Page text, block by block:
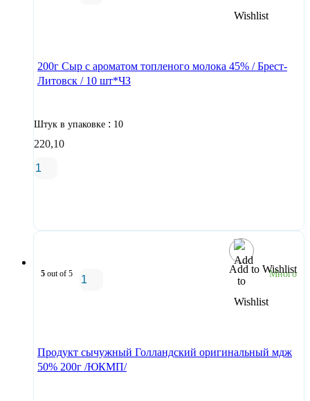
200г Сыр с ароматом топленого молока 45% / Брест-
Литовск / 10 шт*ЧЗ
Штук в упаковке : 10
220,10
Add to Wishlist
5 out of 5 Много
Продукт сычужный Голландский оригинальный мдж
50% 200г /ЮКМП/